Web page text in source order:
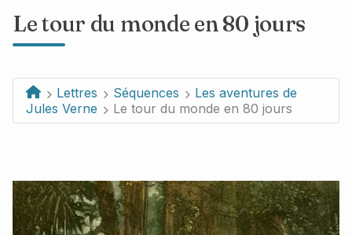
Le tour du monde en 80 jours
Lettres Séquences
Les aventures de
Jules Verne
Le tour du monde en 80 jours